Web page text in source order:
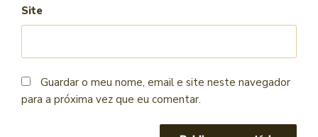
Site
Guardar o meu nome, email e site neste navegador
para a próxima vez que eu comentar.